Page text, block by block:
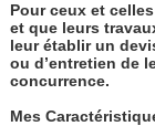
Pour ceux et
et que leurs
leur établir un
ou d’entretien de
concurrence.
Mes